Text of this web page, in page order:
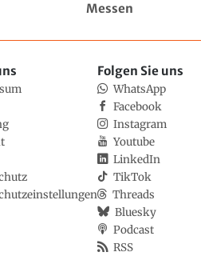
Messen
Folgen Sie uns
WhatsApp
Facebook
Instagram
Youtube
LinkedIn
TikTok
Threads
Bluesky
Podcast
RSS